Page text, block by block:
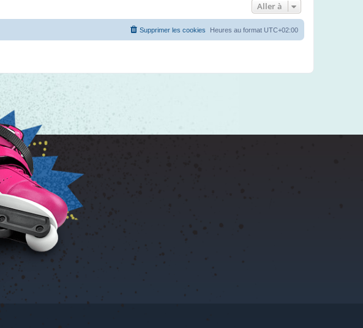
Aller à
Heures au format UTC+02:00
Supprimer les cookies